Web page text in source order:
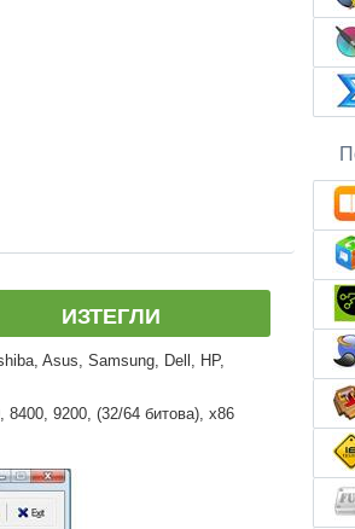
ИЗТЕГЛИ
Asus, Samsung, Dell, HP,
9200, (32/64 битова), x86